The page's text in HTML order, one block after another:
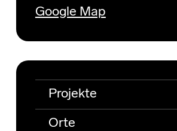
Google Map
Projekte
Orte